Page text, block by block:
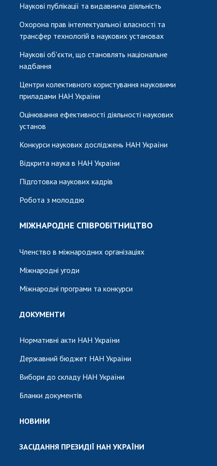
Наукові публікації та видавнича діяльність
Охорона прав інтелектуальної власності та
трансфер технологій в наукових установах
Наукові об'єкти, що становлять національне
надбання
Центри колективного користування науковими
приладами НАН України
Оцінювання ефективності діяльності наукових
установ
Конкурси наукових досліджень НАН України
Відкрита наука в НАН України
Підготовка наукових кадрів
Робота з молоддю
МІЖНАРОДНЕ СПІВРОБІТНИЦТВО
Членство в міжнародних організаціях
Міжнародні угоди
Міжнародні програми та конкурси
ДОКУМЕНТИ
Нормативні акти НАН України
Державний бюджет НАН України
Вибори до складу НАН України
Бланки документів
НОВИНИ
ЗАСІДАННЯ ПРЕЗИДІЇ НАН УКРАЇНИ